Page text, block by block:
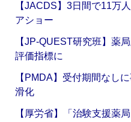
【JACDS】3日間で11万
アショー
【JP-QUEST研究班】薬
評価指標に
【PMDA】受付期間なし
滑化
【厚労省】「治験支援薬